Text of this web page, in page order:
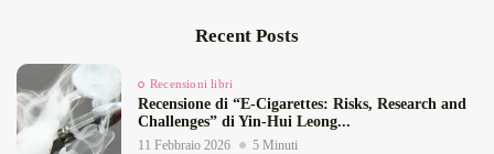
Recent Posts
Recensioni libri
Recensione di “E‑Cigarettes: Risks, Research and
Challenges” di Yin‑Hui Leong...
11 Febbraio 2026 5 Minuti